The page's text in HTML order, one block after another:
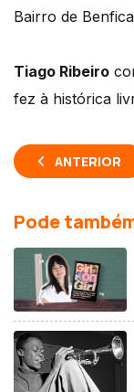
Bairro de
Tiago Ribeiro
fez à histórica
ANTERIOR
Pode